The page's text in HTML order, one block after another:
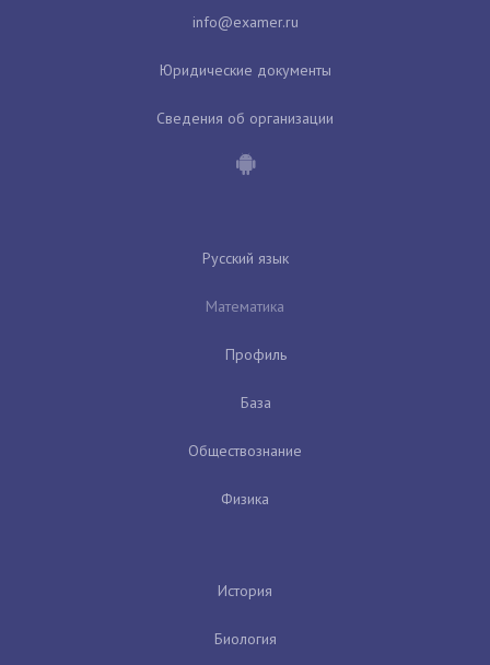
Юридические документы
Сведения об организации
Русский язык
Математика
Профиль
База
Обществознание
Физика
История
Биология